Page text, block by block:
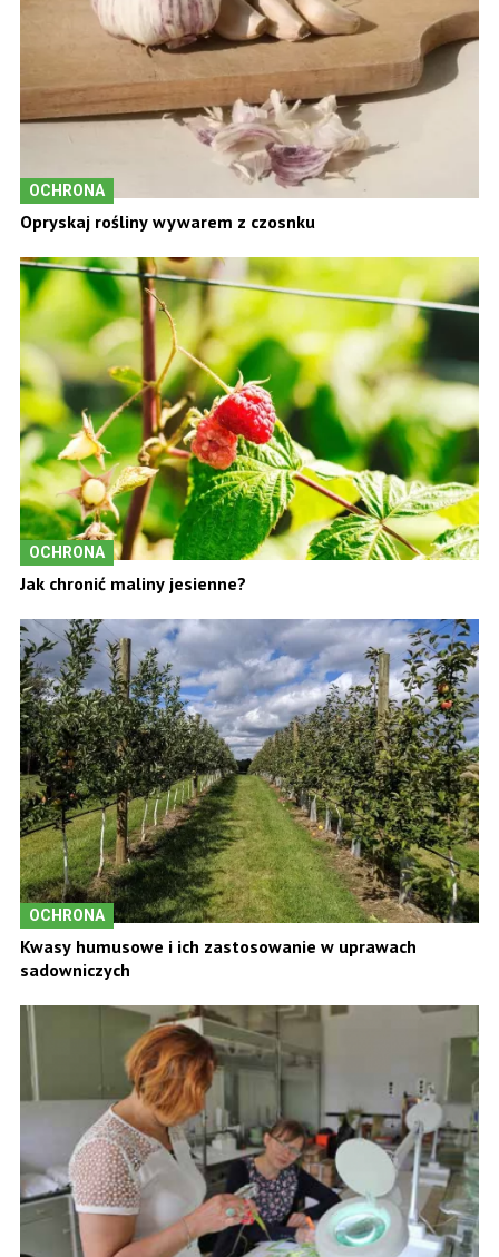
OCHRONA
Opryskaj rośliny wywarem z czosnku
OCHRONA
Jak chronić maliny jesienne?
OCHRONA
Kwasy humusowe i ich zastosowanie w uprawach
sadowniczych